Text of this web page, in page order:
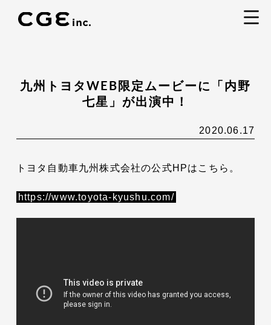
九州トヨタWEB限定ムービーに「内野
七星」が出演中！
2020.06.17
トヨタ自動車九州株式会社の公式HPはこちら。
https://www.toyota-kyushu.com/